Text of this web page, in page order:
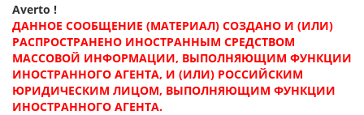
Averto !
ДАННОЕ СООБЩЕНИЕ (МАТЕРИАЛ) СОЗДАНО И (ИЛИ)
РАСПРОСТРАНЕНО ИНОСТРАННЫМ СРЕДСТВОМ
МАССОВОЙ ИНФОРМАЦИИ, ВЫПОЛНЯЮЩИМ ФУНКЦИИ
ИНОСТРАННОГО АГЕНТА, И (ИЛИ) РОССИЙСКИМ
ЮРИДИЧЕСКИМ ЛИЦОМ, ВЫПОЛНЯЮЩИМ ФУНКЦИИ
ИНОСТРАННОГО АГЕНТА.